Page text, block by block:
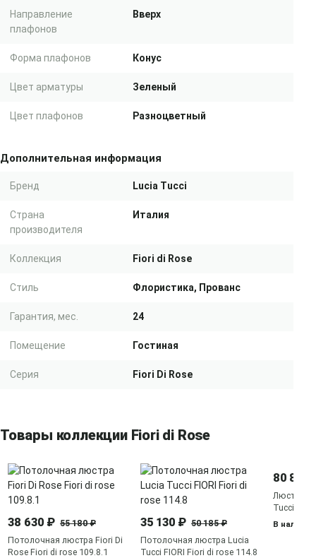
Направление
плафонов
Вверх
Форма плафонов Конус
Цвет арматуры Зеленый
Цвет плафонов Разноцветный
Дополнительная информация
Бренд Lucia Tucci
Страна
производителя
Италия
Коллекция Fiori di Rose
Стиль Флористика, Прованс
Гарантия, мес. 24
Помещение Гостиная
Серия Fiori Di Rose
Товары коллекции Fiori di Rose
38 630 ₽ 55 180 ₽
Потолочная люстра Fiori Di
Rose Fiori di rose 109.8.1
35 130 ₽ 50 185 ₽
Потолочная люстра Lucia
Tucci FIORI Fiori di rose 114.8
80 875
Люстра
Tucci
185.10.5
В наличии